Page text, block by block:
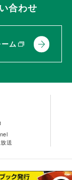
合わせ
ム
送